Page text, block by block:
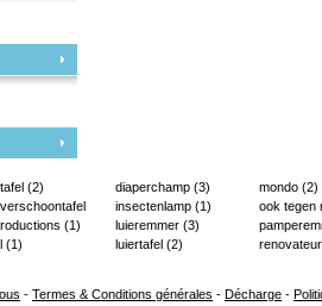
(2)
(1)
(1)
diaperchamp (3)
insectenlamp (1)
luieremmer (3)
luiertafel (2)
mondo (2)
ook tegen
- Termes & Conditions générales - Décharge -